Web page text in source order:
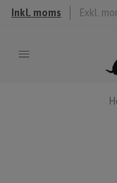
Inkl. moms Exkl.